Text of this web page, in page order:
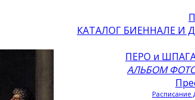
КАТАЛОГ БИЕННАЛЕ И
ПЕРО и
АЛЬБОМ
Pасписание